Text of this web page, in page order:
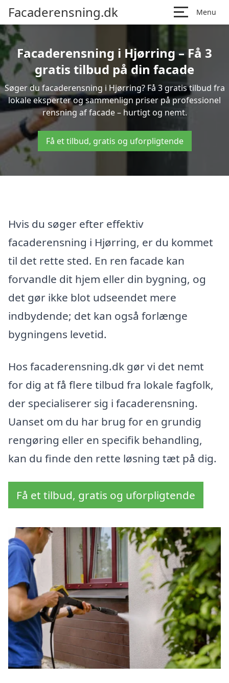
Facaderensning.dk Menu
Facaderensning i Hjørring – Få 3
gratis tilbud på din facade
Søger du facaderensning i Hjørring? Få 3 gratis tilbud fra
lokale eksperter og sammenlign priser på professionel
rensning af facade – hurtigt og nemt.
Få et tilbud, gratis og uforpligtende
Hvis du søger efter effektiv
facaderensning i Hjørring, er du kommet
til det rette sted. En ren facade kan
forvandle dit hjem eller din bygning, og
det gør ikke blot udseendet mere
indbydende; det kan også forlænge
bygningens levetid.
Hos facaderensning.dk gør vi det nemt
for dig at få flere tilbud fra lokale fagfolk,
der specialiserer sig i facaderensning.
Uanset om du har brug for en grundig
rengøring eller en specifik behandling,
kan du finde den rette løsning tæt på dig.
Få et tilbud, gratis og uforpligtende